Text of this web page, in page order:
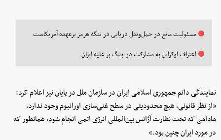
مسئولیت مانع در حمل‌ونقل دریایی در تنگه هرمز برعهده آمریکاست
اعتراف اوکراین به مشارکت در جنگ بر علیه ایران
نمایندگی دائم جمهوری اسلامی ایران در سازمان ملل در پایان نیز اعلام کرد:
«از نظر قانونی، هیچ محدودیتی در سطح غنی‌سازی اورانیوم وجود ندارد،
مادامی که تحت نظارت آژانس بین‌المللی انرژی اتمی انجام شود، همانطور که
در مورد ایران چنین بود.»